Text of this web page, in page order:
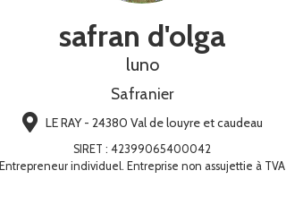
safran d'olga
luno
Safranier
LE RAY - 24380 Val de louyre et caudeau
SIRET : 42399065400042
Entrepreneur individuel. Entreprise non assujettie à TVA